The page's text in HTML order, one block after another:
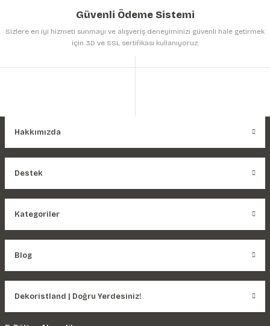
Güvenli Ödeme Sistemi
Sizlere en iyi hizmeti sunmayı ve alışveriş deneyiminizi güvenli hale getirmek
için 3D ve SSL sertifikası kullanıyoruz.
Hakkımızda
Destek
Kategoriler
Blog
Dekoristland | Doğru Yerdesiniz!